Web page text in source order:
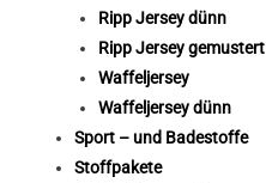
Ripp Jersey dünn
Ripp Jersey gemustert
Waffeljersey
Waffeljersey dünn
Sport – und Badestoffe
Stoffpakete